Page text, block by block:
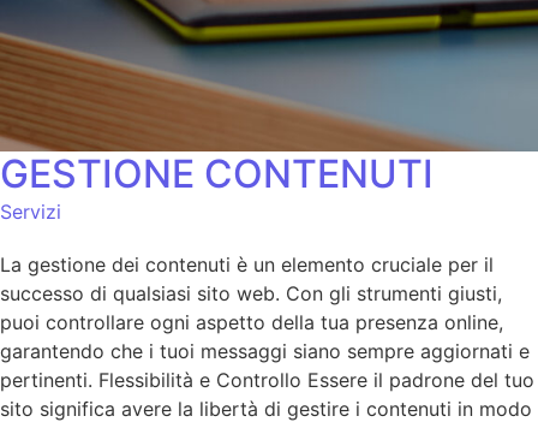
GESTIONE CONTENUTI
Servizi
La gestione dei contenuti è un elemento cruciale per il
successo di qualsiasi sito web. Con gli strumenti giusti,
puoi controllare ogni aspetto della tua presenza online,
garantendo che i tuoi messaggi siano sempre aggiornati e
pertinenti. Flessibilità e Controllo Essere il padrone del tuo
sito significa avere la libertà di gestire i contenuti in modo